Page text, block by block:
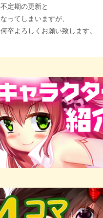
不定期の更新と
なってしまいますが、
何卒よろしくお願い致します。